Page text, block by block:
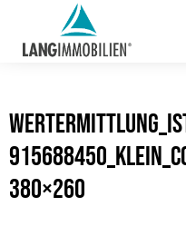
380×260